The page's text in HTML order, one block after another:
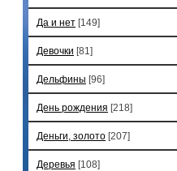
Да и нет [149]
Девочки [81]
Дельфины [96]
День рождения [218]
Деньги, золото [207]
Деревья [108]